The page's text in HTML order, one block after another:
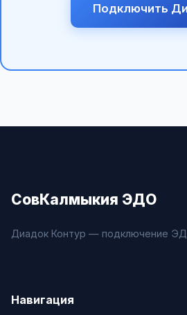
Подключить
СовКалмыкия ЭДО
Диадок Контур — подключение
Навигация